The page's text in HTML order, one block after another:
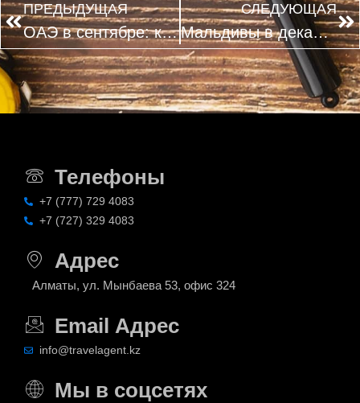
ПРЕДЫДУЩАЯ
ОАЭ в сентябре: как меняется отдых по сравнению с летом
СЛЕДУЮЩАЯ
Мальдивы в декабре 2026: когда начинать бронирование без переплаты
Телефоны
+7 (777) 729 4083
+7 (727) 329 4083
Адрес
Алматы, ул. Мынбаева 53, офис 324
Email Адрес
info@travelagent.kz
Мы в соцсетях